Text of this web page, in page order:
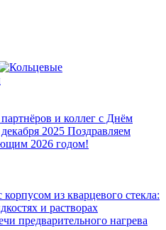
и коллег с Днём
2025 Поздравляем
2026 годом!
из кварцевого стекла:
и растворах
предварительного нагрева